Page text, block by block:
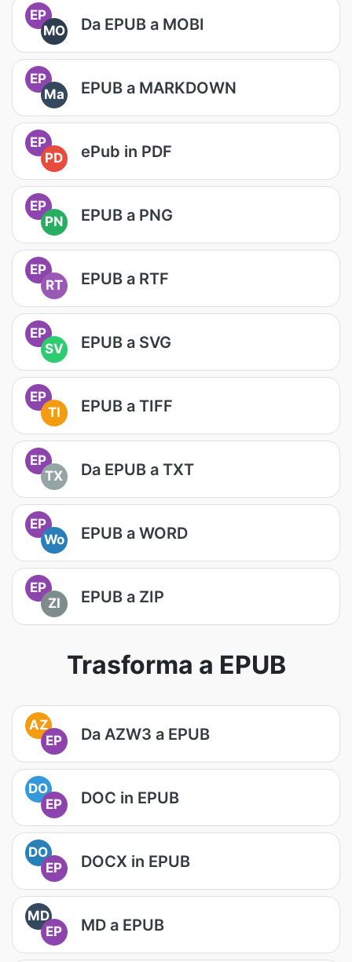
EP
MO
Da EPUB a MOBI
EP
Ma
EPUB a MARKDOWN
EP
PD
ePub in PDF
EP
PN
EPUB a PNG
EP
RT
EPUB a RTF
EP
SV
EPUB a SVG
EP
TI
EPUB a TIFF
EP
TX
Da EPUB a TXT
EP
Wo
EPUB a WORD
EP
ZI
EPUB a ZIP
Trasforma a EPUB
AZ
EP
Da AZW3 a EPUB
DO
EP
DOC in EPUB
DO
EP
DOCX in EPUB
MD
EP
MD a EPUB